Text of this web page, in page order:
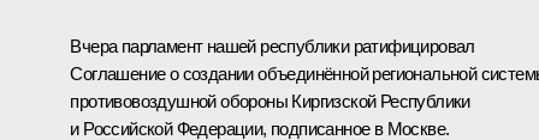
Вчера парламент нашей республики ратифицировал
Соглашение о создании объединённой региональной
противовоздушной обороны Киргизской Республики
и Российской Федерации, подписанное в Москве.